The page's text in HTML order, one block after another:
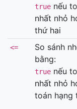
truenếu
nhất nhỏ
thứ hai
<=
So sánh
bằng:
truenếu
nhất nhỏ
toán hạng